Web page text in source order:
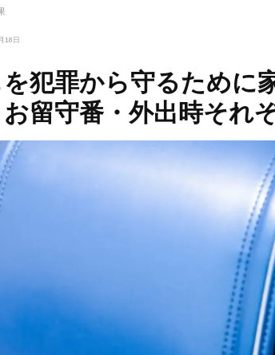
18日
犯罪から守るために
留守番・外出時それ